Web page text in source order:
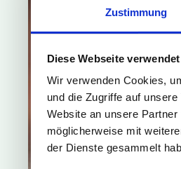
Zustimmung
Diese Webseite
Wir verwenden Cookies,
und die Zugriffe auf
Website an unsere
möglicherweise mit
der Dienste gesammelt